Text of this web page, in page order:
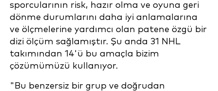
sporcularının risk, hazır olma ve oyuna geri
dönme durumlarını daha iyi anlamalarına
ve ölçmelerine yardımcı olan patene özgü bir
dizi ölçüm sağlamıştır. Şu anda 31 NHL
takımından 14'ü bu amaçla bizim
çözümümüzü kullanıyor.
"Bu benzersiz bir grup ve doğrudan